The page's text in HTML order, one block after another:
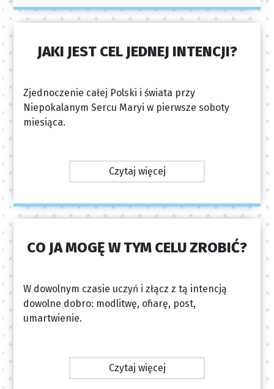
JAKI JEST CEL JEDNEJ INTENCJI?
Zjednoczenie całej Polski i świata przy
Niepokalanym Sercu Maryi w pierwsze soboty
miesiąca.
Czytaj więcej
CO JA MOGĘ W TYM CELU ZROBIĆ?
W dowolnym czasie uczyń i złącz z tą intencją
dowolne dobro: modlitwę, ofiarę, post,
umartwienie.
Czytaj więcej